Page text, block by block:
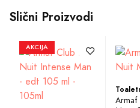
Bvlgari BLV Pour Homme
nota. Kardamon, poznat po
donose toplinu i senzualnost.
unose muškost i snagu, dok
parfem sa zemaljskom svježinom.
Slični Proizvodi
AKCIJA
Armaf